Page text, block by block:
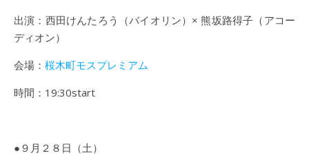
出演：西田けんたろう（バイオリン）× 熊坂路得子（アコー
ディオン）
会場： 桜木町モスプレミアム
時間：19:30start
●９月２８日（土）